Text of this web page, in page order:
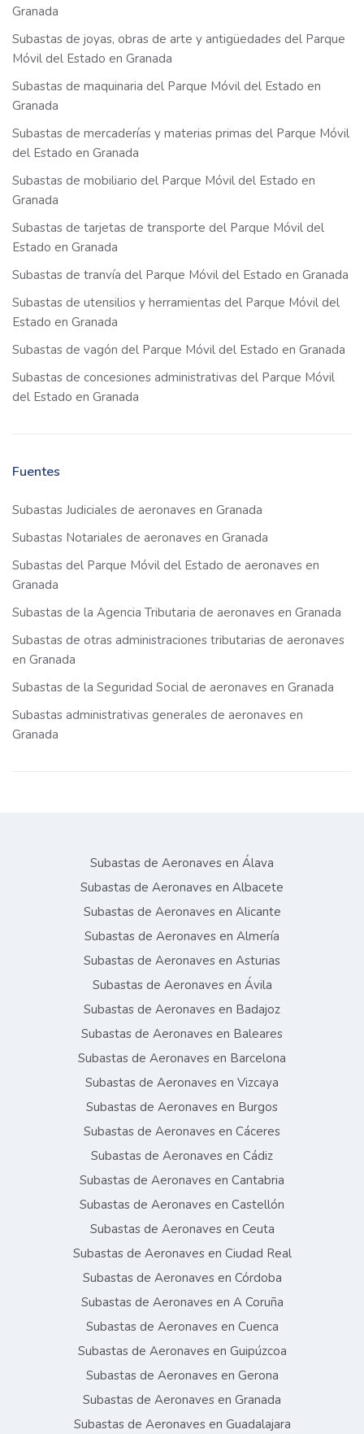
Granada
Subastas de joyas, obras de arte y antigüedades del Parque
Móvil del Estado en Granada
Subastas de maquinaria del Parque Móvil del Estado en
Granada
Subastas de mercaderías y materias primas del Parque Móvil
del Estado en Granada
Subastas de mobiliario del Parque Móvil del Estado en
Granada
Subastas de tarjetas de transporte del Parque Móvil del
Estado en Granada
Subastas de tranvía del Parque Móvil del Estado en Granada
Subastas de utensilios y herramientas del Parque Móvil del
Estado en Granada
Subastas de vagón del Parque Móvil del Estado en Granada
Subastas de concesiones administrativas del Parque Móvil
del Estado en Granada
Fuentes
Subastas Judiciales de aeronaves en Granada
Subastas Notariales de aeronaves en Granada
Subastas del Parque Móvil del Estado de aeronaves en
Granada
Subastas de la Agencia Tributaria de aeronaves en Granada
Subastas de otras administraciones tributarias de aeronaves
en Granada
Subastas de la Seguridad Social de aeronaves en Granada
Subastas administrativas generales de aeronaves en
Granada
Subastas de Aeronaves en Álava
Subastas de Aeronaves en Albacete
Subastas de Aeronaves en Alicante
Subastas de Aeronaves en Almería
Subastas de Aeronaves en Asturias
Subastas de Aeronaves en Ávila
Subastas de Aeronaves en Badajoz
Subastas de Aeronaves en Baleares
Subastas de Aeronaves en Barcelona
Subastas de Aeronaves en Vizcaya
Subastas de Aeronaves en Burgos
Subastas de Aeronaves en Cáceres
Subastas de Aeronaves en Cádiz
Subastas de Aeronaves en Cantabria
Subastas de Aeronaves en Castellón
Subastas de Aeronaves en Ceuta
Subastas de Aeronaves en Ciudad Real
Subastas de Aeronaves en Córdoba
Subastas de Aeronaves en A Coruña
Subastas de Aeronaves en Cuenca
Subastas de Aeronaves en Guipúzcoa
Subastas de Aeronaves en Gerona
Subastas de Aeronaves en Granada
Subastas de Aeronaves en Guadalajara